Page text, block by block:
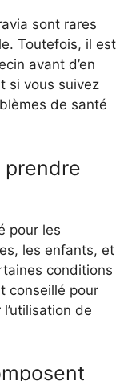
sont rares
Toutefois, il est
avant d’en
si vous suivez
de santé
pour les
les enfants, et
conditions
conseillé pour
de